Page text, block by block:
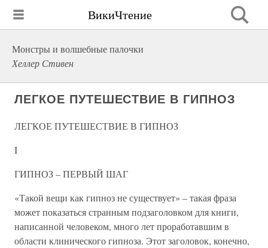
ВикиЧтение
Монстры и волшебные палочки
Хеллер Стивен
ЛЕГКОЕ ПУТЕШЕСТВИЕ В ГИПНОЗ
ЛЕГКОЕ ПУТЕШЕСТВИЕ В ГИПНОЗ
I
ГИПНОЗ – ПЕРВЫЙ ШАГ
«Такой вещи как гипноз не существует» – такая фраза
может показаться странным подзаголовком для книги,
написанной человеком, много лет проработавшим в
области клинического гипноза. Этот заголовок, конечно,